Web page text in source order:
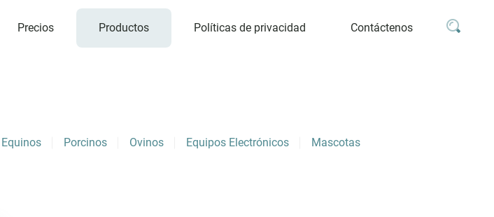
Precios Productos Políticas de privacidad Contáctenos
Equinos Porcinos Ovinos Equipos Electrónicos Mascotas